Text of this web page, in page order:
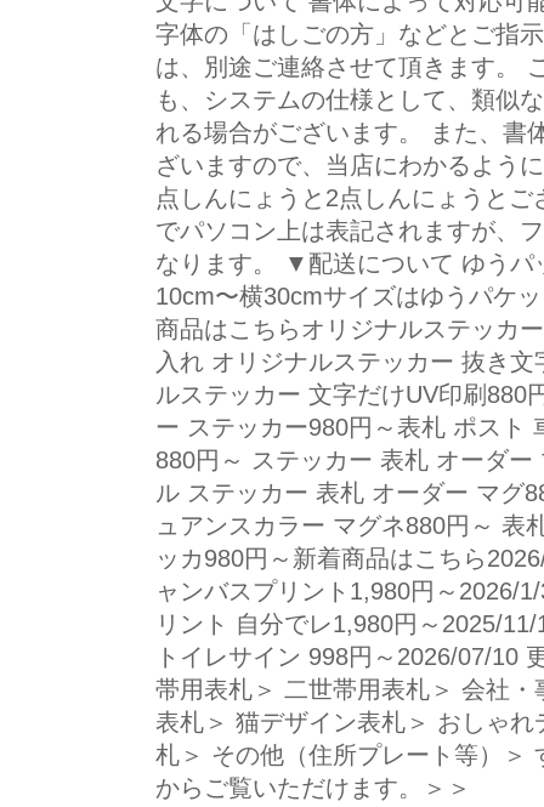
字体の「はしごの方」などとご指
は、別途ご連絡させて頂きます。
も、システムの仕様として、類似
れる場合がございます。 また、書
ざいますので、当店にわかるよう
点しんにょうと2点しんにょうと
でパソコン上は表記されますが、
なります。 ▼配送について ゆうパ
10cm〜横30cmサイズはゆうパケ
商品はこちらオリジナルステッカ
入れ オリジナルステッカー 抜き
ルステッカー 文字だけUV印刷880
ー ステッカー980円～表札 ポスト
880円～ ステッカー 表札 オーダ
ル ステッカー 表札 オーダー マグ
ュアンスカラー マグネ880円～ 表
ッカ980円～新着商品はこちら
ャンバスプリント1,980円～2026/
リント 自分でレ1,980円～2025/
トイレサイン 998円～2026/07/10
帯用表札＞ 二世帯用表札＞ 会社
表札＞ 猫デザイン表札＞ おしゃ
札＞ その他（住所プレート等）＞
からご覧いただけます。＞＞